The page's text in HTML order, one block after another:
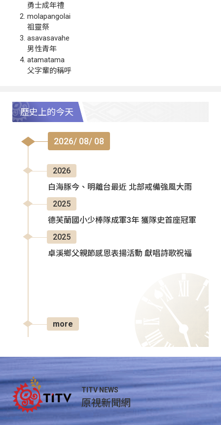
勇士成年禮
molapangolai
祖靈祭
asavasavahe
男性青年
atamatama
父字輩的稱呼
歷史上的今天
2026/ 08/ 08
2026
白海豚今、明離台最近 北部戒備強風大雨
2025
德芙蘭國小少棒隊成軍3年 獲隊史首座冠軍
2025
卓溪鄉父親節感恩表揚活動 獻唱詩歌祝福
more
TITV NEWS
原視新聞網